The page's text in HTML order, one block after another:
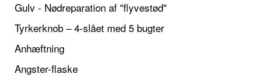
Gulv - Nødreparation af "flyvestød"
Tyrkerknob – 4-slået med 5 bugter
Anhæftning
Angster-flaske